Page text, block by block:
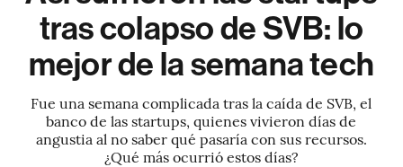
tras colapso de SVB: lo
mejor de la semana tech
Fue una semana complicada tras la caída de SVB, el
banco de las startups, quienes vivieron días de
angustia al no saber qué pasaría con sus recursos.
¿Qué más ocurrió estos días?